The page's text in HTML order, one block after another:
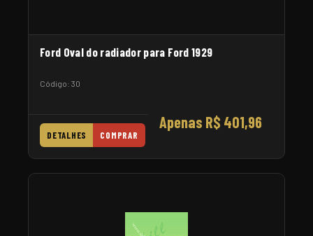
Ford Oval do radiador para Ford 1929
Código: 30
Apenas R$ 401,96
DETALHES COMPRAR